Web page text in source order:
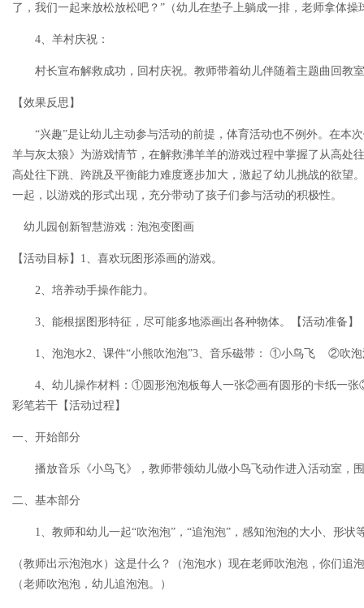
了，我们一起来放松放松吧？”（幼儿在垫子上躺成一排，老师拿体操
4、羊村庆祝：
村长宣布解救成功，回村庆祝。教师带着幼儿伴随着主题曲回教
【效果反思】
“兴趣”是让幼儿主动参与活动的前提，体育活动也不例外。在本
羊与灰太狼》为游戏情节，在解救沸羊羊的游戏过程中掌握了从高处
高处往下跳、跨跳及平衡能力难度逐步加大，激起了幼儿挑战的欲望
一起，以游戏的形式出现，充分带动了孩子们参与活动的积极性。
幼儿园创新智慧游戏：泡泡变图画
【活动目标】1、喜欢玩图形添画的游戏。
2、培养动手操作能力。
3、能根据图形特征，尽可能多地添画出各种物体。【活动准备】
1、泡泡水2、课件“小熊吹泡泡”3、音乐磁带： ①小鸟飞 ②吹
4、幼儿操作材料：①圆形泡泡板每人一张②画有圆形的卡纸一
彩笔若干【活动过程】
一、开始部分
播放音乐《小鸟飞》，教师带领幼儿做小鸟飞动作进入活动室，
二、基本部分
1、教师和幼儿一起“吹泡泡”，“追泡泡”，感知泡泡的大小、形状
（教师出示泡泡水）这是什么？（泡泡水）现在老师吹泡泡，你们追
（老师吹泡泡，幼儿追泡泡。）